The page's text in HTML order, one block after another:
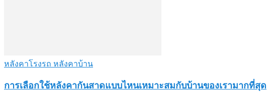
หลังคาโรงรถ หลังคาบ้าน
การเลือกใช้หลังคากันสาดแบบไหนเหมาะสมกับบ้านของเรามากที่สุด